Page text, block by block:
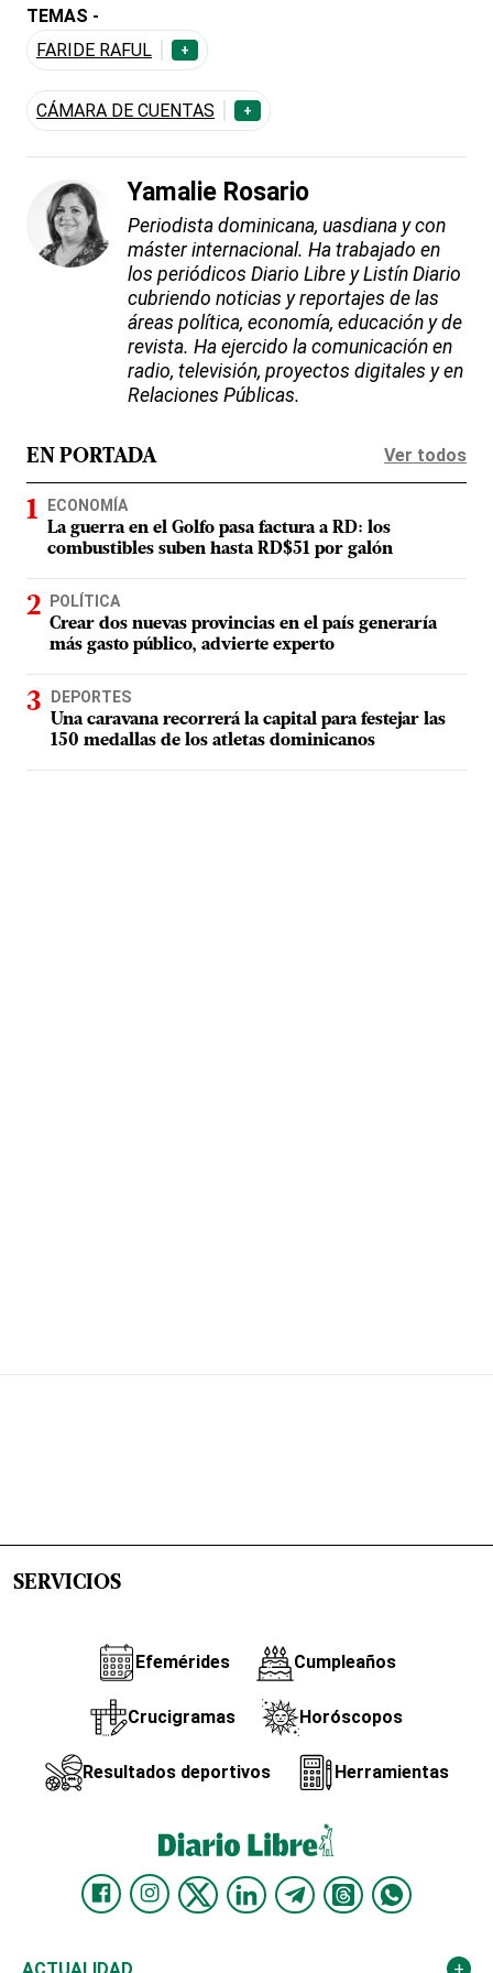
TEMAS -
FARIDE RAFUL
+
CÁMARA DE CUENTAS +
Yamalie Rosario
Periodista dominicana, uasdiana y con
máster internacional. Ha trabajado en
los periódicos Diario Libre y Listín Diario
cubriendo noticias y reportajes de las
áreas política, economía, educación y de
revista. Ha ejercido la comunicación en
radio, televisión, proyectos digitales y en
Relaciones Públicas.
EN PORTADA Ver todos
ECONOMÍA
La guerra en el Golfo pasa factura a RD: los
combustibles suben hasta RD$51 por galón
POLÍTICA
Crear dos nuevas provincias en el país generaría
más gasto público, advierte experto
DEPORTES
Una caravana recorrerá la capital para festejar las
150 medallas de los atletas dominicanos
SERVICIOS
Efemérides Cumpleaños
Crucigramas Horóscopos
Resultados deportivos Herramientas